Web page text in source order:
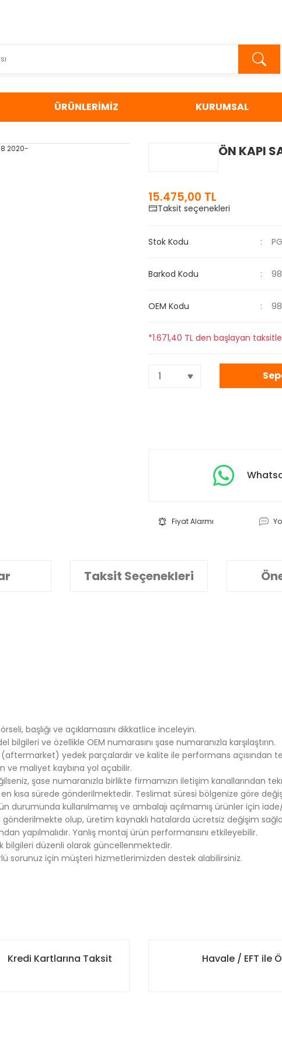
ÜRÜNLERİMİZ KURUMSAL
ÖN KAPI
15.475,00 TL
Taksit seçenekleri
Stok Kodu
Barkod Kodu
OEM Kodu
*1.671,40 TL den başlayan
Fiyat Alarmı
Taksit Seçenekleri
başlığı ve açıklamasını dikkatlice inceleyin.
ve özellikle OEM numarasını şase numaranızla karşılaştırın.
yedek parçalardır ve kalite ile performans açısından
ve maliyet kaybına yol açabilir.
şase numaranızla birlikte firmamızın iletişim kanallarından
kısa sürede gönderilmektedir. Teslimat süresi bölgenize göre
durumunda kullanılmamış ve ambalajı açılmamış ürünler için
olup, üretim kaynaklı hatalarda ücretsiz değişim
yapılmalıdır. Yanlış montaj ürün performansını etkileyebilir.
bilgileri düzenli olarak güncellenmektedir.
sorunuz için müşteri hizmetlerimizden destek alabilirsiniz.
olarak kargoya teslim edilmektedir.
Kredi Kartlarına Taksit Havale / EFT ile